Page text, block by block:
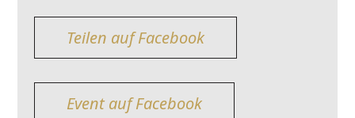
Teilen auf Facebook
Event auf Facebook